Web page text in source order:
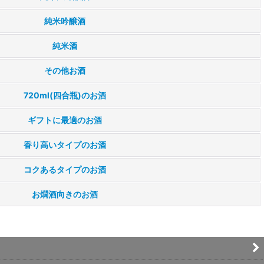
純米吟醸酒
純米酒
その他お酒
720ml(四合瓶)のお酒
ギフトに最適のお酒
香り高いタイプのお酒
コクあるタイプのお酒
お燗酒向きのお酒